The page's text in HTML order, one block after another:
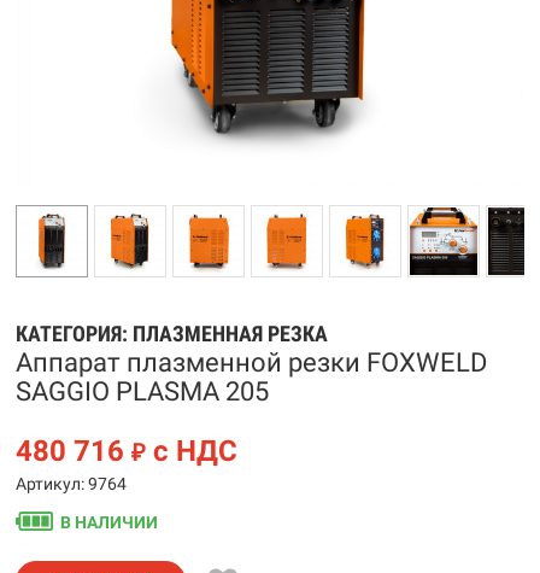
КАТЕГОРИЯ: ПЛАЗМЕННАЯ РЕЗКА
Аппарат плазменной резки FOXWELD
SAGGIO PLASMA 205
480 716 ₽ с НДС
Артикул: 9764
В НАЛИЧИИ